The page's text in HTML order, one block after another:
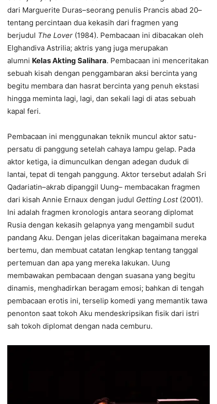
dari Marguerite Duras–seorang penulis Prancis abad 20–
tentang percintaan dua kekasih dari fragmen yang
berjudul The Lover (1984). Pembacaan ini dibacakan oleh
Elghandiva Astrilia; aktris yang juga merupakan
alumni Kelas Akting Salihara. Pembacaan ini menceritakan
sebuah kisah dengan penggambaran aksi bercinta yang
begitu membara dan hasrat bercinta yang penuh ekstasi
hingga meminta lagi, lagi, dan sekali lagi di atas sebuah
kapal feri.
Pembacaan ini menggunakan teknik muncul aktor satu-
persatu di panggung setelah cahaya lampu gelap. Pada
aktor ketiga, ia dimunculkan dengan adegan duduk di
lantai, tepat di tengah panggung. Aktor tersebut adalah Sri
Qadariatin–akrab dipanggil Uung– membacakan fragmen
dari kisah Annie Ernaux dengan judul Getting Lost(2001).
Ini adalah fragmen kronologis antara seorang diplomat
Rusia dengan kekasih gelapnya yang mengambil sudut
pandang Aku. Dengan jelas diceritakan bagaimana mereka
bertemu, dan membuat catatan lengkap tentang tanggal
pertemuan dan apa yang mereka lakukan. Uung
membawakan pembacaan dengan suasana yang begitu
dinamis, menghadirkan beragam emosi; bahkan di tengah
pembacaan erotis ini, terselip komedi yang memantik tawa
penonton saat tokoh Aku mendeskripsikan fisik dari istri
sah tokoh diplomat dengan nada cemburu.